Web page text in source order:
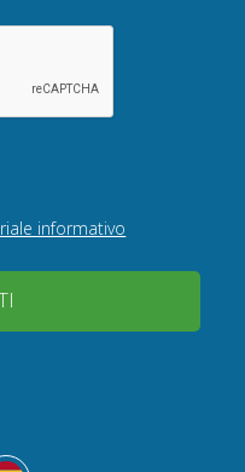
informativo